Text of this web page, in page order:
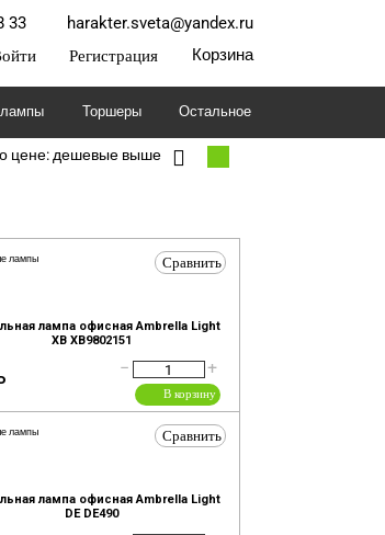
33
harakter.sveta@yandex.ru
Корзина
Регистрация
Торшеры Остальное
цене: дешевые выше
Сравнить
лампы
лампа офисная Ambrella Light
XB XB9802151
Р
+
−
В корзину
Сравнить
лампы
лампа офисная Ambrella Light
DE DE490